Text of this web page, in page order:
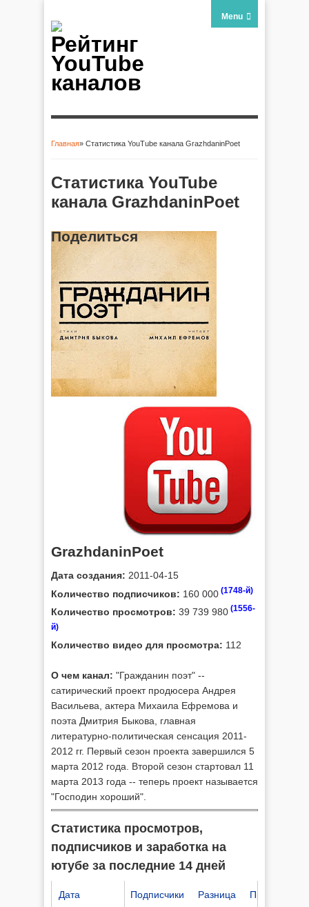
Рейтинг
YouTube
каналов
Menu
Главная» Статистика YouTube канала GrazhdaninPoet
Статистика YouTube
канала GrazhdaninPoet
Поделиться
GrazhdaninPoet
Дата создания: 2011-04-15
Количество подписчиков: 160 000 (1748-й)
Количество просмотров: 39 739 980 (1556-
й)
Количество видео для просмотра: 112
О чем канал: "Гражданин поэт" --
сатирический проект продюсера Андрея
Васильева, актера Михаила Ефремова и
поэта Дмитрия Быкова, главная
литературно-политическая сенсация 2011-
2012 гг. Первый сезон проекта завершился 5
марта 2012 года. Второй сезон стартовал 11
марта 2013 года -- теперь проект называется
"Господин хороший".
Статистика просмотров,
подписчиков и заработка на
ютубе за последние 14 дней
Подписчики Разница Просмотров
Дата